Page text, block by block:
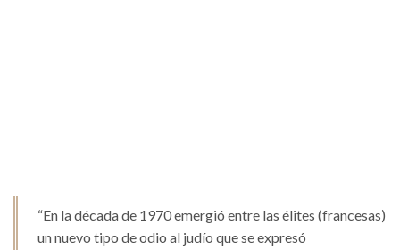
“En la década de 1970 emergió entre las élites (francesas)
un nuevo tipo de odio al judío que se expresó